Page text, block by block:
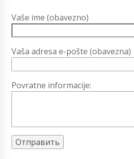
Vaše ime (obavezno)
Vaša adresa e-pošte (obavezna)
Povratne informacije: